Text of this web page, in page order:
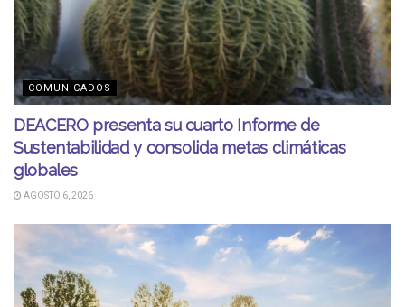
COMUNICADOS
DEACERO presenta su cuarto Informe de
Sustentabilidad y consolida metas climáticas
globales
AGOSTO 6, 2026